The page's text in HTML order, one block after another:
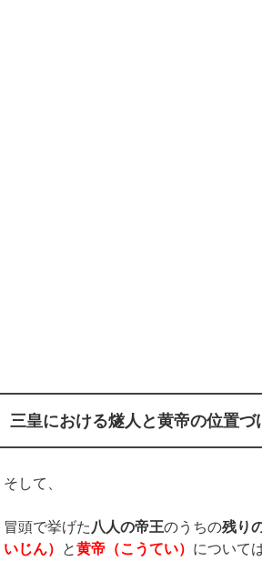
三皇における燧人と黄帝の位置づ
そして、
冒頭で挙げた 八人の帝王のうちの残り
いじん） と黄帝（こうてい） について